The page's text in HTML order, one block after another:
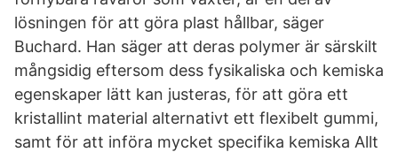
lösningen för att göra plast hållbar, säger
Buchard. Han säger att deras polymer är särskilt
mångsidig eftersom dess fysikaliska och kemiska
egenskaper lätt kan justeras, för att göra ett
kristallint material alternativt ett flexibelt gummi,
samt för att införa mycket specifika kemiska Allt